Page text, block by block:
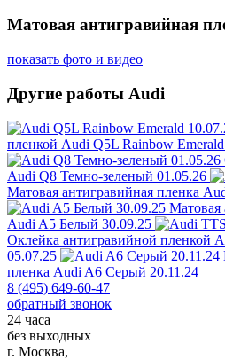
Матовая антигравийная
показать фото и видео
Другие работы Audi
пленкой Audi Q5L Rainbow
Audi Q8 Темно-зеленый 01.05.26
Матовая антигравийная пленка
Матовая
Audi A5 Белый 30.09.25
Оклейка антигравийной пленкой
05.07.25
пленка Audi A6 Серый 20.11.24
8 (495) 649-60-47
обратный звонок
24 часа
без выходных
г. Москва,